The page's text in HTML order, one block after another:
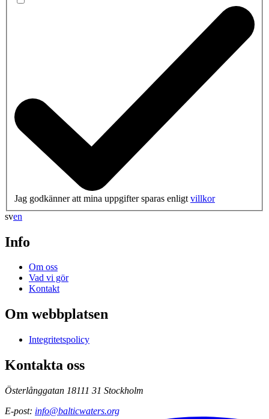
Jag godkänner att mina uppgifter sparas enligt villkor
sven
Info
Om oss
Vad vi gör
Kontakt
Om webbplatsen
Integritetspolicy
Kontakta oss
Österlånggatan 18111 31 Stockholm
E-post: info@balticwaters.org